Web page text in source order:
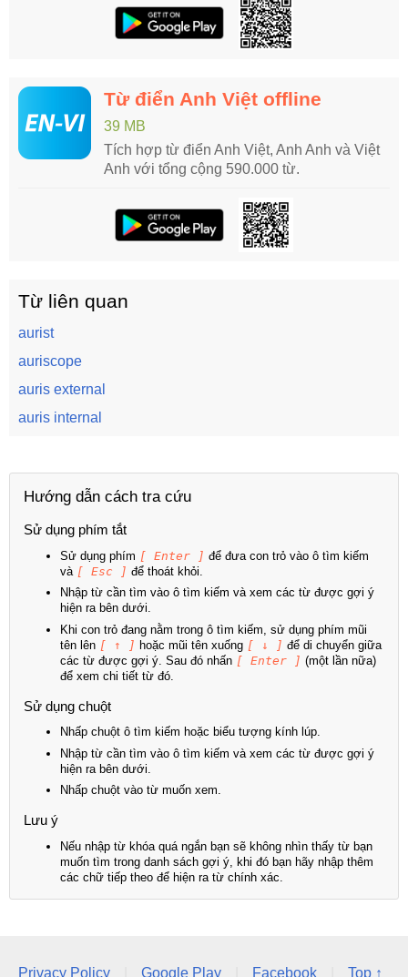
Từ điển Anh Việt offline
39 MB
Tích hợp từ điển Anh Việt, Anh Anh và Việt
Anh với tổng cộng 590.000 từ.
Từ liên quan
aurist
auriscope
auris external
auris internal
Hướng dẫn cách tra cứu
Sử dụng phím tắt
Sử dụng phím [ Enter ] để đưa con trỏ vào ô tìm kiếm
và [ Esc ] để thoát khỏi.
Nhập từ cần tìm vào ô tìm kiếm và xem các từ được gợi ý
hiện ra bên dưới.
Khi con trỏ đang nằm trong ô tìm kiếm, sử dụng phím mũi
tên lên [ ↑ ] hoặc mũi tên xuống [ ↓ ] để di chuyển giữa
các từ được gợi ý. Sau đó nhấn [ Enter ] (một lần nữa)
để xem chi tiết từ đó.
Sử dụng chuột
Nhấp chuột ô tìm kiếm hoặc biểu tượng kính lúp.
Nhập từ cần tìm vào ô tìm kiếm và xem các từ được gợi ý
hiện ra bên dưới.
Nhấp chuột vào từ muốn xem.
Lưu ý
Nếu nhập từ khóa quá ngắn bạn sẽ không nhìn thấy từ bạn
muốn tìm trong danh sách gợi ý, khi đó bạn hãy nhập thêm
các chữ tiếp theo để hiện ra từ chính xác.
Privacy Policy Google Play Facebook Top ↑